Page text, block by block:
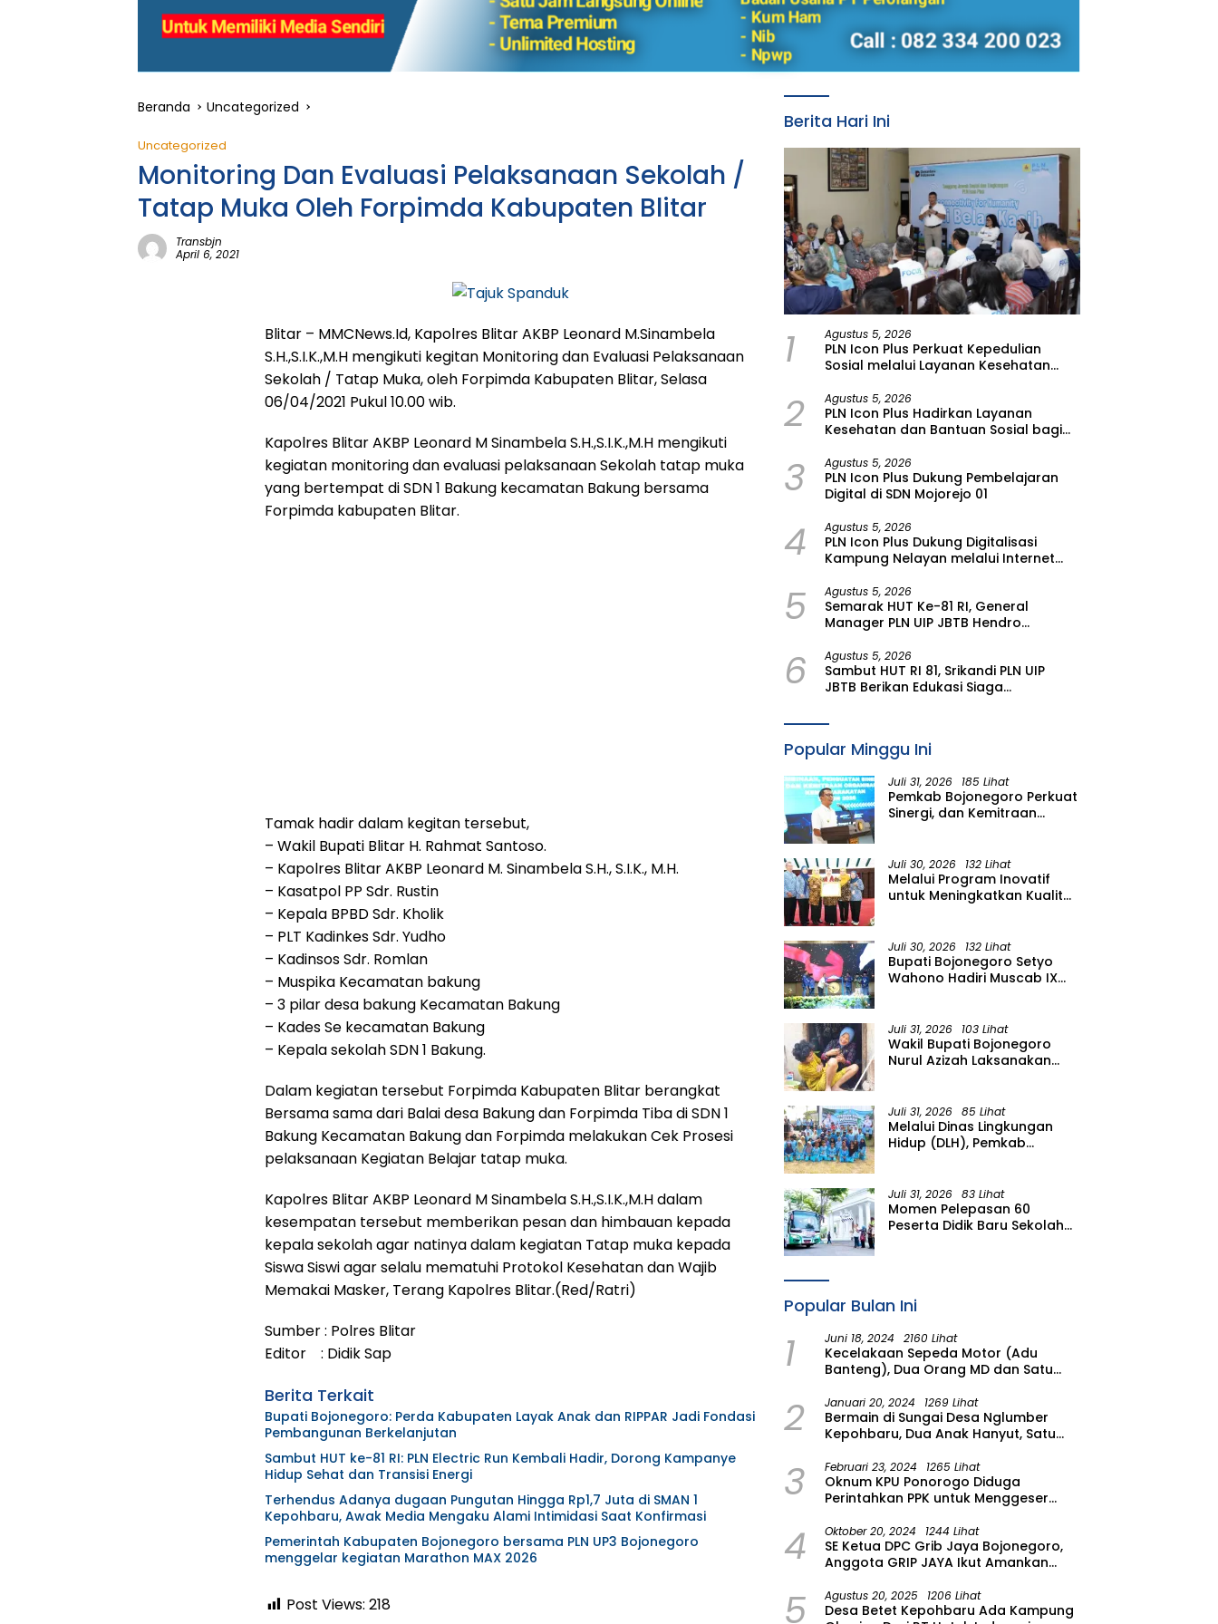
Beranda Uncategorized
Uncategorized
Monitoring Dan Evaluasi Pelaksanaan Sekolah /
Tatap Muka Oleh Forpimda Kabupaten Blitar
Transbjn
April 6, 2021
Blitar – MMCNews.Id, Kapolres Blitar AKBP Leonard M.Sinambela
S.H.,S.I.K.,M.H mengikuti kegitan Monitoring dan Evaluasi Pelaksanaan
Sekolah / Tatap Muka, oleh Forpimda Kabupaten Blitar, Selasa
06/04/2021 Pukul 10.00 wib.
Kapolres Blitar AKBP Leonard M Sinambela S.H.,S.I.K.,M.H mengikuti
kegiatan monitoring dan evaluasi pelaksanaan Sekolah tatap muka
yang bertempat di SDN 1 Bakung kecamatan Bakung bersama
Forpimda kabupaten Blitar.
Tamak hadir dalam kegitan tersebut,
– Wakil Bupati Blitar H. Rahmat Santoso.
– Kapolres Blitar AKBP Leonard M. Sinambela S.H., S.I.K., M.H.
– Kasatpol PP Sdr. Rustin
– Kepala BPBD Sdr. Kholik
– PLT Kadinkes Sdr. Yudho
– Kadinsos Sdr. Romlan
– Muspika Kecamatan bakung
– 3 pilar desa bakung Kecamatan Bakung
– Kades Se kecamatan Bakung
– Kepala sekolah SDN 1 Bakung.
Dalam kegiatan tersebut Forpimda Kabupaten Blitar berangkat
Bersama sama dari Balai desa Bakung dan Forpimda Tiba di SDN 1
Bakung Kecamatan Bakung dan Forpimda melakukan Cek Prosesi
pelaksanaan Kegiatan Belajar tatap muka.
Kapolres Blitar AKBP Leonard M Sinambela S.H.,S.I.K.,M.H dalam
kesempatan tersebut memberikan pesan dan himbauan kepada
kepala sekolah agar natinya dalam kegiatan Tatap muka kepada
Siswa Siswi agar selalu mematuhi Protokol Kesehatan dan Wajib
Memakai Masker, Terang Kapolres Blitar.(Red/Ratri)
Sumber : Polres Blitar
Editor : Didik Sap
Berita Terkait
Bupati Bojonegoro: Perda Kabupaten Layak Anak dan RIPPAR Jadi Fondasi
Pembangunan Berkelanjutan
Sambut HUT ke-81 RI: PLN Electric Run Kembali Hadir, Dorong Kampanye
Hidup Sehat dan Transisi Energi
Terhendus Adanya dugaan Pungutan Hingga Rp1,7 Juta di SMAN 1
Kepohbaru, Awak Media Mengaku Alami Intimidasi Saat Konfirmasi
Pemerintah Kabupaten Bojonegoro bersama PLN UP3 Bojonegoro
menggelar kegiatan Marathon MAX 2026
Post Views: 218
Berita Hari Ini
1 Agustus 5, 2026
PLN Icon Plus Perkuat Kepedulian
Sosial melalui Layanan Kesehatan
Lansia di Malang
2 Agustus 5, 2026
PLN Icon Plus Hadirkan Layanan
Kesehatan dan Bantuan Sosial bagi
3 Agustus 5, 2026
PLN Icon Plus Dukung Pembelajaran
Digital di SDN Mojorejo 01
4 Agustus 5, 2026
PLN Icon Plus Dukung Digitalisasi
Kampung Nelayan melalui Internet
5 Agustus 5, 2026
Semarak HUT Ke-81 RI, General
Manager PLN UIP JBTB Hendro
Prestisius
6 Agustus 5, 2026
Sambut HUT RI 81, Srikandi PLN UIP
JBTB Berikan Edukasi Siaga
Komunitas Perempuan Tangguh
Banyuwangi
Popular Minggu Ini
Juli 31, 2026 185 Lihat
Pemkab Bojonegoro Perkuat
Sinergi, dan Kemitraan
Juli 30, 2026 132 Lihat
Melalui Program Inovatif
untuk Meningkatkan Kualitas
Pengakuan dari Pemerintah
Pusat
Juli 30, 2026 132 Lihat
Bupati Bojonegoro Setyo
Wahono Hadiri Muscab IX
Juli 31, 2026 103 Lihat
Wakil Bupati Bojonegoro
Nurul Azizah Laksanakan
Juli 31, 2026 85 Lihat
Melalui Dinas Lingkungan
Hidup (DLH), Pemkab
Pacing
Juli 31, 2026 83 Lihat
Momen Pelepasan 60
Peserta Didik Baru Sekolah
Popular Bulan Ini
1 Juni 18, 2024 2160 Lihat
Kecelakaan Sepeda Motor (Adu
Banteng), Dua Orang MD dan Satu
2 Januari 20, 2024 1269 Lihat
Bermain di Sungai Desa Nglumber
Kepohbaru, Dua Anak Hanyut, Satu
Masih Dalam Pencarian
3 Februari 23, 2024 1265 Lihat
Oknum KPU Ponorogo Diduga
Perintahkan PPK untuk Menggeser
Provinsi Asal Partai Gerindra
4 Oktober 20, 2024 1244 Lihat
SE Ketua DPC Grib Jaya Bojonegoro,
Anggota GRIP JAYA Ikut Amankan
Wilayah Bojonegoro
5 Agustus 20, 2025 1206 Lihat
Desa Betet Kepohbaru Ada Kampung